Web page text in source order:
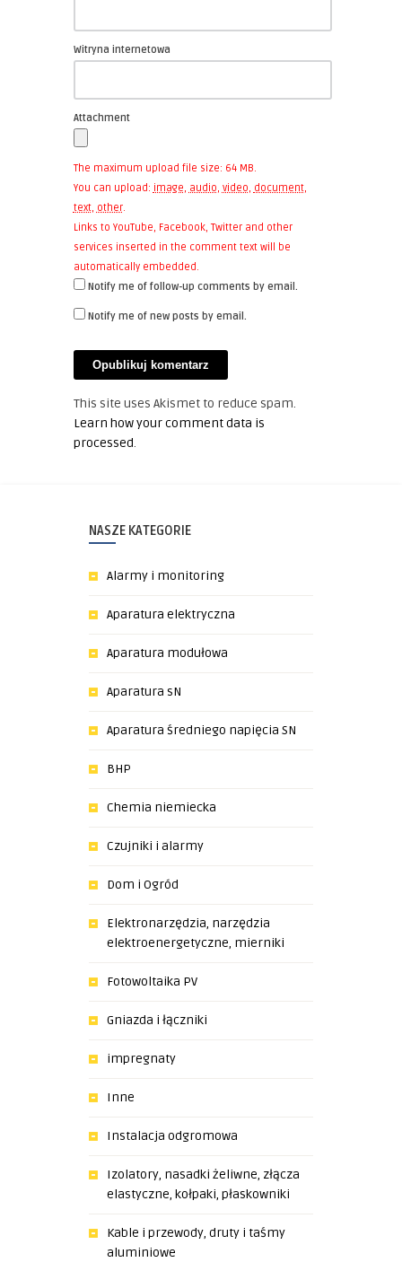
Witryna internetowa
Attachment
The maximum upload file size: 64 MB.
You can upload: image, audio, video, document,
text, other.
Links to YouTube, Facebook, Twitter and other
services inserted in the comment text will be
automatically embedded.
Notify me of follow-up comments by email.
Notify me of new posts by email.
This site uses Akismet to reduce spam.
Learn how your comment data is
processed.
NASZE KATEGORIE
Alarmy i monitoring
Aparatura elektryczna
Aparatura modułowa
Aparatura sN
Aparatura średniego napięcia SN
BHP
Chemia niemiecka
Czujniki i alarmy
Dom i Ogród
Elektronarzędzia, narzędzia
elektroenergetyczne, mierniki
Fotowoltaika PV
Gniazda i łączniki
impregnaty
Inne
Instalacja odgromowa
Izolatory, nasadki żeliwne, złącza
elastyczne, kołpaki, płaskowniki
Kable i przewody, druty i taśmy
aluminiowe